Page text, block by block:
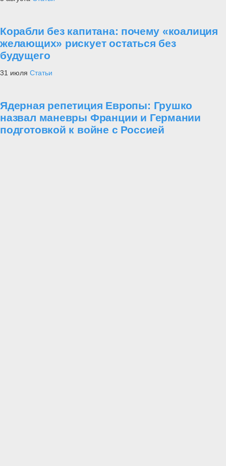
Корабли без капитана: почему «коалиция
желающих» рискует остаться без
будущего
31 июля Статьи
Ядерная репетиция Европы: Грушко
назвал маневры Франции и Германии
подготовкой к войне с Россией